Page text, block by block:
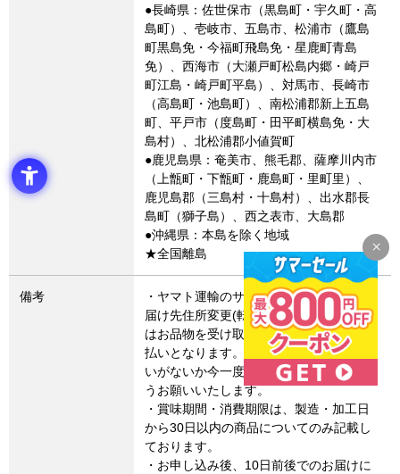
●長崎県：佐世保市（黒島町・宇久町・高
島町）、壱岐市、五島市、松浦市（鷹島
町黒島免・今福町飛島免・星鹿町青島
免）、西海市（大瀬戸町松島内郷・崎戸
町江島・崎戸町平島）、対馬市、長崎市
（高島町・池島町）、南松浦郡新上五島
町、平戸市（度島町・田平町横島免・大
島村）、北松浦郡小値賀町
●鹿児島県：奄美市、熊毛郡、薩摩川内市
（上甑町・下甑町・鹿島町・里町里）、
鹿児島郡（三島村・十島村）、出水郡長
島町（獅子島）、西之表市、大島郡
●沖縄県：本島を除く地域
★全国離島
備考
・ヤマト運輸のサービス変更により、お
届け先住所変更(転送)した場合、転送費用
はお品物を受け取るお客さまによるお支
払いとなります。お届け先住所にお間違
いがないか今一度ご確認いただきますよ
うお願いいたします。
・賞味期間・消費期限は、製造・加工日
から30日以内の商品についてのみ記載し
ております。
・お申し込み後、10日前後でのお届けに